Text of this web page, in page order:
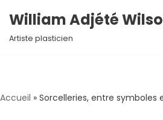
William Adjété
Artiste plasticien
Accueil » Sorcelleries, entre symboles